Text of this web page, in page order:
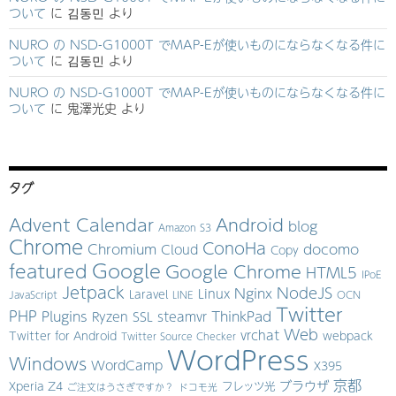
ついて に 김동민 より
NURO の NSD-G1000T でMAP-Eが使いものにならなくなる件に
ついて に 김동민 より
NURO の NSD-G1000T でMAP-Eが使いものにならなくなる件に
ついて に 鬼澤光史 より
タグ
Advent Calendar Amazon S3 Android blog
Chrome Chromium Cloud ConoHa Copy docomo
featured Google Google Chrome HTML5 IPoE
JavaScript Jetpack Laravel LINE Linux Nginx NodeJS OCN
PHP Plugins Ryzen SSL steamvr ThinkPad Twitter
Twitter for Android Twitter Source Checker vrchat Web webpack
Windows WordCamp WordPress X395
Xperia Z4 ご注文はうさぎですか？ ドコモ光 フレッツ光 ブラウザ 京都